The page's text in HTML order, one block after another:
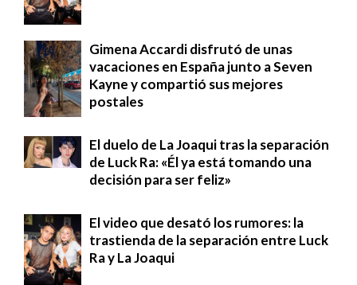
Gimena Accardi disfrutó de unas
vacaciones en España junto a Seven
Kayne y compartió sus mejores
postales
El duelo de La Joaqui tras la separación
de Luck Ra: «Él ya está tomando una
decisión para ser feliz»
El video que desató los rumores: la
trastienda de la separación entre Luck
Ra y La Joaqui